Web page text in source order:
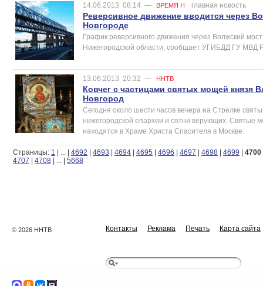
14.06.2013 08:14 — ВРЕМЯ Н главная новость
Реверсивное движение вводится через
Новгороде
График реверсивного движения через Волжский
Нижегородской области, сообщает УГИБДД ГУ МВД
13.06.2013 20:32 — ННТВ
Ковчег с частицами святых мощей князя
Новгород
Сегодня около шести часов вечера на Стрелке
нижегородской епархии и сотни верующих. Святые
находятся в Храме Христа Спасителя в Москве.
Страницы: 1 | | 4692 | 4693 | 4694 | 4695 | 4696 | 4697 | 4698 | 4699 | 4700
4707 | 4708 | | 5668
© 2026 ННТВ Контакты Реклама Печать Карта сайта